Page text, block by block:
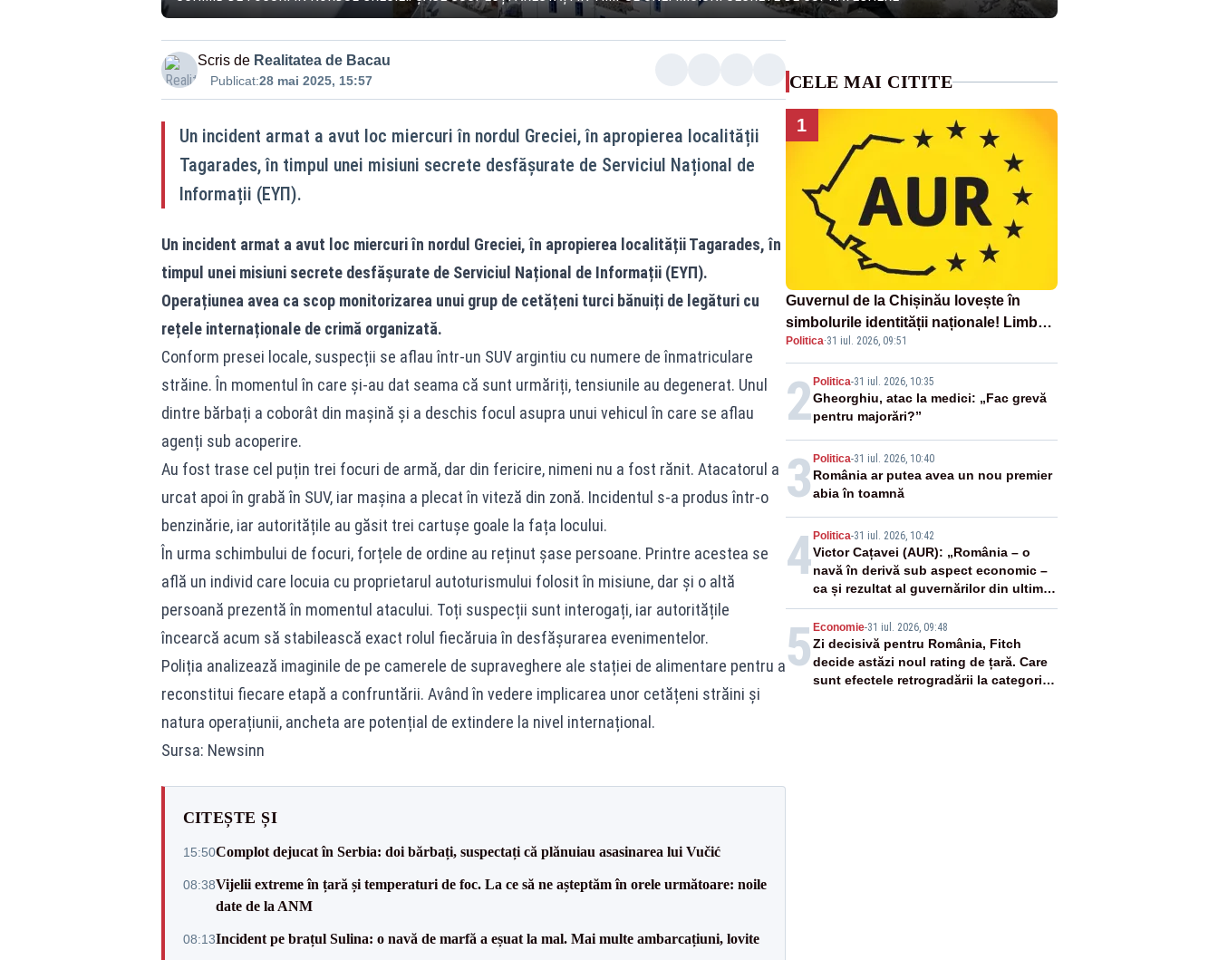
Scris de Realitatea de Bacau
Publicat:28 mai 2025, 15:57
Un incident armat a avut loc miercuri în nordul Greciei, în apropierea localității
Tagarades, în timpul unei misiuni secrete desfășurate de Serviciul Național de
Informații (ΕΥΠ).
Un incident armat a avut loc miercuri în nordul Greciei, în apropierea localității Tagarades, în
timpul unei misiuni secrete desfășurate de Serviciul Național de Informații (ΕΥΠ).
Operațiunea avea ca scop monitorizarea unui grup de cetățeni turci bănuiți de legături cu
rețele internaționale de crimă organizată.
Conform presei locale, suspecții se aflau într-un SUV argintiu cu numere de înmatriculare
străine. În momentul în care și-au dat seama că sunt urmăriți, tensiunile au degenerat. Unul
dintre bărbați a coborât din mașină și a deschis focul asupra unui vehicul în care se aflau
agenți sub acoperire.
Au fost trase cel puțin trei focuri de armă, dar din fericire, nimeni nu a fost rănit. Atacatorul a
urcat apoi în grabă în SUV, iar mașina a plecat în viteză din zonă. Incidentul s-a produs într-o
benzinărie, iar autoritățile au găsit trei cartușe goale la fața locului.
În urma schimbului de focuri, forțele de ordine au reținut șase persoane. Printre acestea se
află un individ care locuia cu proprietarul autoturismului folosit în misiune, dar și o altă
persoană prezentă în momentul atacului. Toți suspecții sunt interogați, iar autoritățile
încearcă acum să stabilească exact rolul fiecăruia în desfășurarea evenimentelor.
Poliția analizează imaginile de pe camerele de supraveghere ale stației de alimentare pentru a
reconstitui fiecare etapă a confruntării. Având în vedere implicarea unor cetățeni străini și
natura operațiunii, ancheta are potențial de extindere la nivel internațional.
Sursa: Newsinn
CITEȘTE ȘI
15:50Complot dejucat în Serbia: doi bărbați, suspectați că plănuiau asasinarea lui Vučić
08:38Vijelii extreme în țară și temperaturi de foc. La ce să ne așteptăm în orele următoare: noile
date de la ANM
08:13Incident pe brațul Sulina: o navă de marfă a eșuat la mal. Mai multe ambarcațiuni, lovite
CELE MAI CITITE
1
Guvernul de la Chișinău lovește în
simbolurile identității naționale! Limba
română nu se economisește! Limba
română se sărbătorește!
Politica·31 iul. 2026, 09:51
2 Politica-31 iul. 2026, 10:35
Gheorghiu, atac la medici: „Fac grevă
pentru majorări?”
3 Politica-31 iul. 2026, 10:40
România ar putea avea un nou premier
abia în toamnă
4 Politica-31 iul. 2026, 10:42
Victor Cațavei (AUR): „România – o
navă în derivă sub aspect economic –
ca și rezultat al guvernărilor din ultimii
36 de ani”
5 Economie-31 iul. 2026, 09:48
Zi decisivă pentru România, Fitch
decide astăzi noul rating de țară. Care
sunt efectele retrogradării la categoria